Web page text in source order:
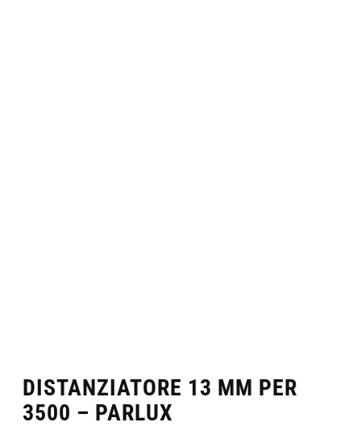
DISTANZIATORE 13 MM PER
3500 – PARLUX